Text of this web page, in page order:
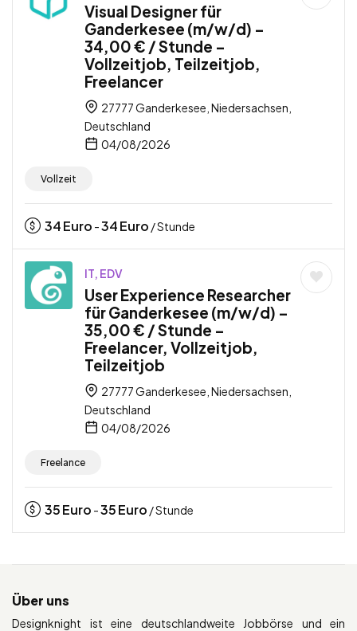
Visual Designer für
Ganderkesee (m/w/d) –
34,00 € / Stunde –
Vollzeitjob, Teilzeitjob,
Freelancer
27777 Ganderkesee, Niedersachsen,
Deutschland
04/08/2026
Vollzeit
34Euro -34Euro / Stunde
IT, EDV
User Experience Researcher
für Ganderkesee (m/w/d) –
35,00 € / Stunde –
Freelancer, Vollzeitjob,
Teilzeitjob
27777 Ganderkesee, Niedersachsen,
Deutschland
04/08/2026
Freelance
35Euro -35Euro / Stunde
Über uns
Designknight ist eine deutschlandweite Jobbörse und ein